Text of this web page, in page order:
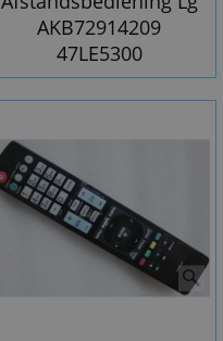
AKB72914209
47LE5300